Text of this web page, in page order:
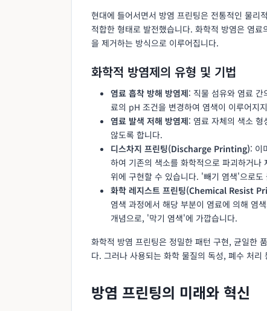
현대에 들어서면서 방염 프린팅은 전통적인 물리
적합한 형태로 발전했습니다. 화학적 방염은 염
을 제거하는 방식으로 이루어집니다.
화학적 방염제의 유형 및 기법
염료 흡착 방해 방염제: 직물 섬유와 염료 간
료의 pH 조건을 변경하여 염색이 이루어지
염료 발색 저해 방염제: 염료 자체의 색소 형
않도록 합니다.
디스차지 프린팅(Discharge Printing): 이
하여 기존의 색소를 화학적으로 파괴하거
위에 구현할 수 있습니다. '빼기 염색'으로도
화학 레지스트 프린팅(Chemical Resist
염색 과정에서 해당 부분이 염료에 의해 염
개념으로, '막기 염색'에 가깝습니다.
화학적 방염 프린팅은 정밀한 패턴 구현, 균일한
다. 그러나 사용되는 화학 물질의 독성, 폐수 처
방염 프린팅의 미래와 혁신